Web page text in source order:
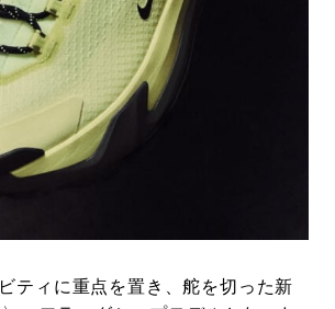
ティに重点を置き、舵を切った新